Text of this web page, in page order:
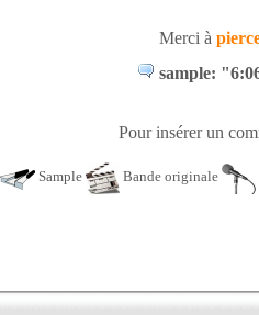
Merci à
sample:
Pour insérer un
Sample Bande originale